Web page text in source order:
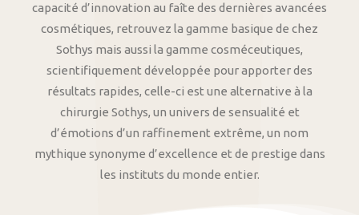
capacité d’innovation au faîte des dernières avancées
cosmétiques, retrouvez la gamme basique de chez
Sothys mais aussi la gamme cosméceutiques,
scientifiquement développée pour apporter des
résultats rapides, celle-ci est une alternative à la
chirurgie Sothys, un univers de sensualité et
d’émotions d’un raffinement extrême, un nom
mythique synonyme d’excellence et de prestige dans
les instituts du monde entier.